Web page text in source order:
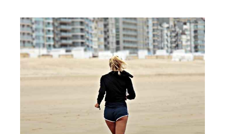
projekt
domu,
który
będzie
tani
w
budowie?